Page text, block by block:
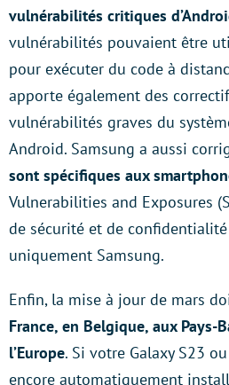
vulnérabilités critiques
vulnérabilités pouvaient être
pour exécuter du code à
apporte également des
vulnérabilités graves du
Android. Samsung a aussi
sont spécifiques aux
Vulnerabilities and Exposures
de sécurité et de
uniquement Samsung.
Enfin, la mise à jour de mars
France, en Belgique, aux Pays-
l’Europe. Si votre Galaxy S23
encore automatiquement